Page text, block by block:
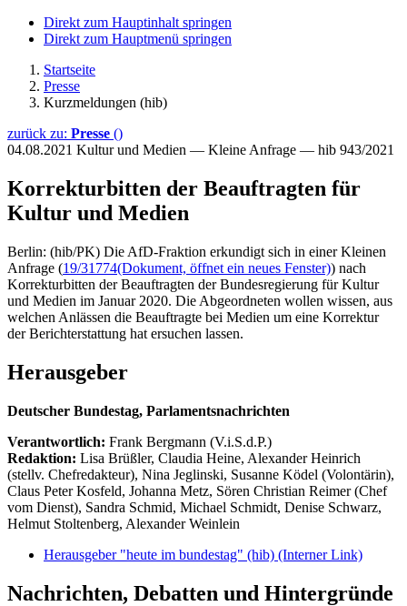
Direkt zum Hauptinhalt springen
Direkt zum Hauptmenü springen
Startseite
Presse
Kurzmeldungen (hib)
zurück zu: Presse ()
04.08.2021 Kultur und Medien — Kleine Anfrage — hib 943/2021
Korrekturbitten der Beauftragten für
Kultur und Medien
Berlin: (hib/PK) Die AfD-Fraktion erkundigt sich in einer Kleinen
Anfrage (19/31774(Dokument, öffnet ein neues Fenster)) nach
Korrekturbitten der Beauftragten der Bundesregierung für Kultur
und Medien im Januar 2020. Die Abgeordneten wollen wissen, aus
welchen Anlässen die Beauftragte bei Medien um eine Korrektur
der Berichterstattung hat ersuchen lassen.
Herausgeber
Deutscher Bundestag, Parlamentsnachrichten
Verantwortlich: Frank Bergmann (V.i.S.d.P.)
Redaktion: Lisa Brüßler, Claudia Heine, Alexander Heinrich
(stellv. Chefredakteur), Nina Jeglinski, Susanne Ködel (Volontärin),
Claus Peter Kosfeld, Johanna Metz, Sören Christian Reimer (Chef
vom Dienst), Sandra Schmid, Michael Schmidt, Denise Schwarz,
Helmut Stoltenberg, Alexander Weinlein
Herausgeber "heute im bundestag" (hib) (Interner Link)
Nachrichten, Debatten und Hintergründe